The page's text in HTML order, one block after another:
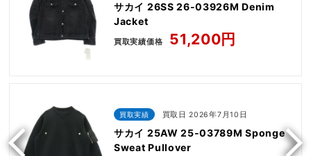
サカイ 26SS 26-03926M Denim
Jacket
買取実績価格 51,200円
買取実績 買取日 2026年7月10日
サカイ 25AW 25-03789M Sponge
Sweat Pullover